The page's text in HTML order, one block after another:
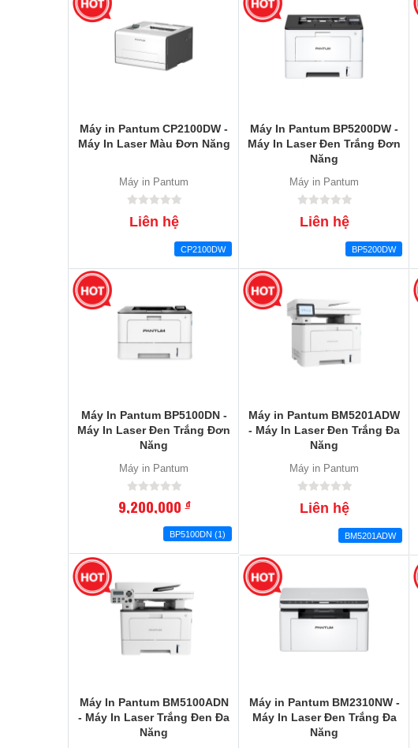
Máy in Pantum CP2100DW -
Máy In Laser Màu Đơn Năng
Máy in Pantum
Liên hệ
CP2100DW
Máy In Pantum BP5200DW -
Máy In Laser Đen Trắng Đơn
Năng
Máy in Pantum
Liên hệ
BP5200DW
Máy In Pantum BP5100DN -
Máy In Laser Đen Trắng Đơn
Năng
Máy in Pantum
9,200,000đ
BP5100DN (1)
Máy in Pantum BM5201ADW
- Máy In Laser Đen Trắng Đa
Năng
Máy in Pantum
Liên hệ
BM5201ADW
Máy In Pantum BM5100ADN
- Máy In Laser Trắng Đen Đa
Năng
Máy in Pantum BM2310NW -
Máy In Laser Đen Trắng Đa
Năng